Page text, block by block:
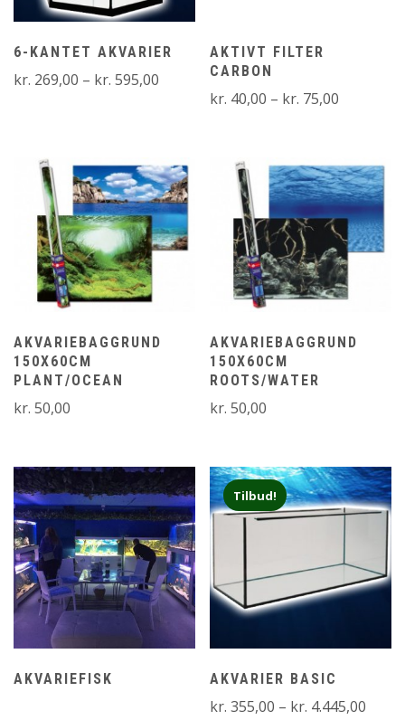
6-KANTET AKVARIER
kr. 269,00 – kr. 595,00 Prisinterval:
kr. 269,00
AKTIVT FILTER
CARBON
kr. 40,00 – kr. 75,00
kr. 75,00
AKVARIEBAGGRUND
150X60CM
PLANT/OCEAN
kr. 50,00
AKVARIEBAGGRUND
150X60CM
ROOTS/WATER
kr. 50,00
AKVARIEFISK
Tilbud!
AKVARIER BASIC
kr. 355,00 – kr. 4.445,00